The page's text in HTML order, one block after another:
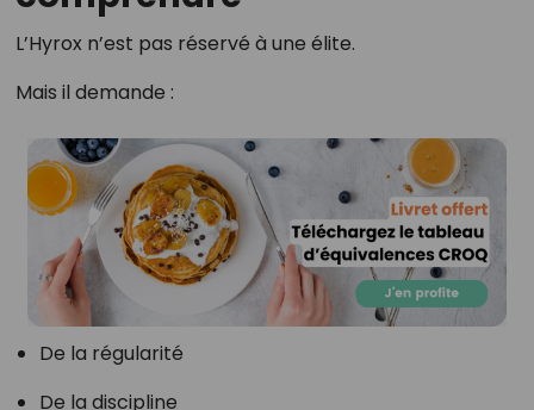
L’Hyrox n’est pas réservé à une élite.
Mais il demande :
De la régularité
De la discipline